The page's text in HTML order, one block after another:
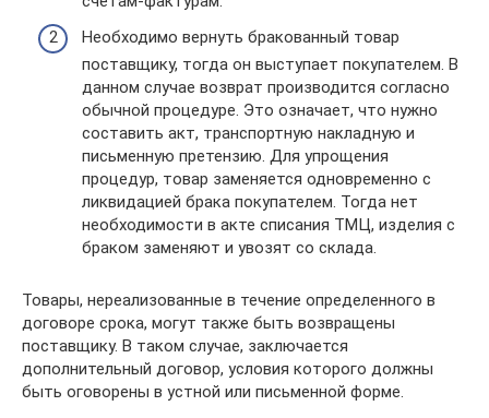
Необходимо вернуть бракованный товар
поставщику, тогда он выступает покупателем. В
данном случае возврат производится согласно
обычной процедуре. Это означает, что нужно
составить акт, транспортную накладную и
письменную претензию. Для упрощения
процедур, товар заменяется одновременно с
ликвидацией брака покупателем. Тогда нет
необходимости в акте списания ТМЦ, изделия с
браком заменяют и увозят со склада.
Товары, нереализованные в течение определенного в
договоре срока, могут также быть возвращены
поставщику. В таком случае, заключается
дополнительный договор, условия которого должны
быть оговорены в устной или письменной форме.